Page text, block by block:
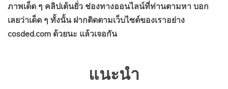
ภาพเด็ด ๆ คลิปเต้นยั่ว ช่องทางออนไลน์ที่ท่านตามหา บอก
เลยว่าเด็ด ๆ ทั้งนั้น ฝากติดตามเว็บไซต์ของเราอย่าง
cosded.com ด้วยนะ แล้วเจอกัน
แนะนำ